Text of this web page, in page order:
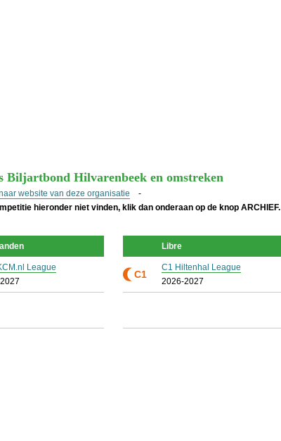
Biljartbond Hilvarenbeek en omstreken
website van deze organisatie -
hieronder niet vinden, klik dan onderaan op de knop ARCHIEF.
League
Libre
C1
C1 Hiltenhal League
2026-2027